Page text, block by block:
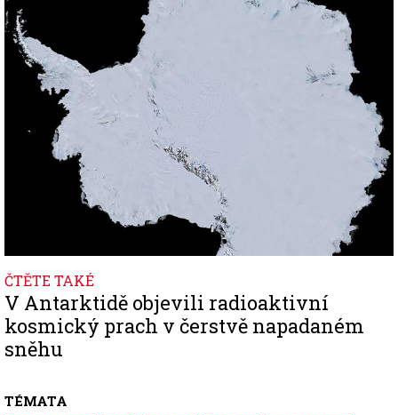
Image
ČTĚTE TAKÉ
V Antarktidě objevili radioaktivní
kosmický prach v čerstvě napadaném
sněhu
TÉMATA